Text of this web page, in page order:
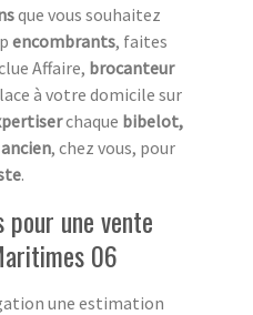
que vous souhaitez
encombrants, faites
Affaire, brocanteur
à votre domicile sur
chaque bibelot,
, chez vous, pour
.
pour une vente
06
une estimation